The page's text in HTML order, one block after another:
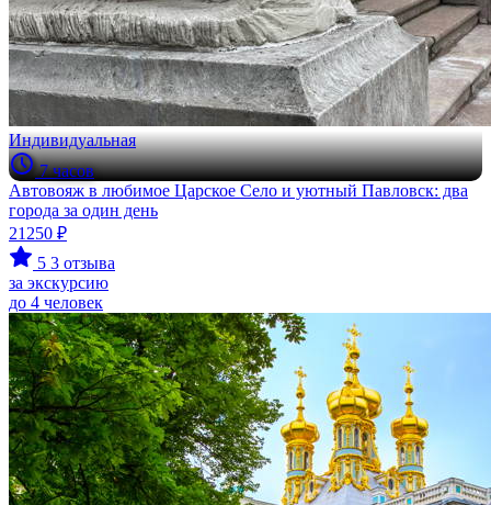
Индивидуальная
7 часов
Автовояж в любимое Царское Село и уютный Павловск: два
города за один день
21250 ₽
5 3 отзыва
за экскурсию
до 4 человек